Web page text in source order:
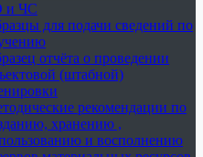
и ЧС
для подачи сведений по
отчёта о проведении
(штабной)
рекомендации по
хранению ,
и восполнению